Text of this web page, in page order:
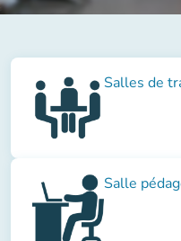
Salles de
Salle